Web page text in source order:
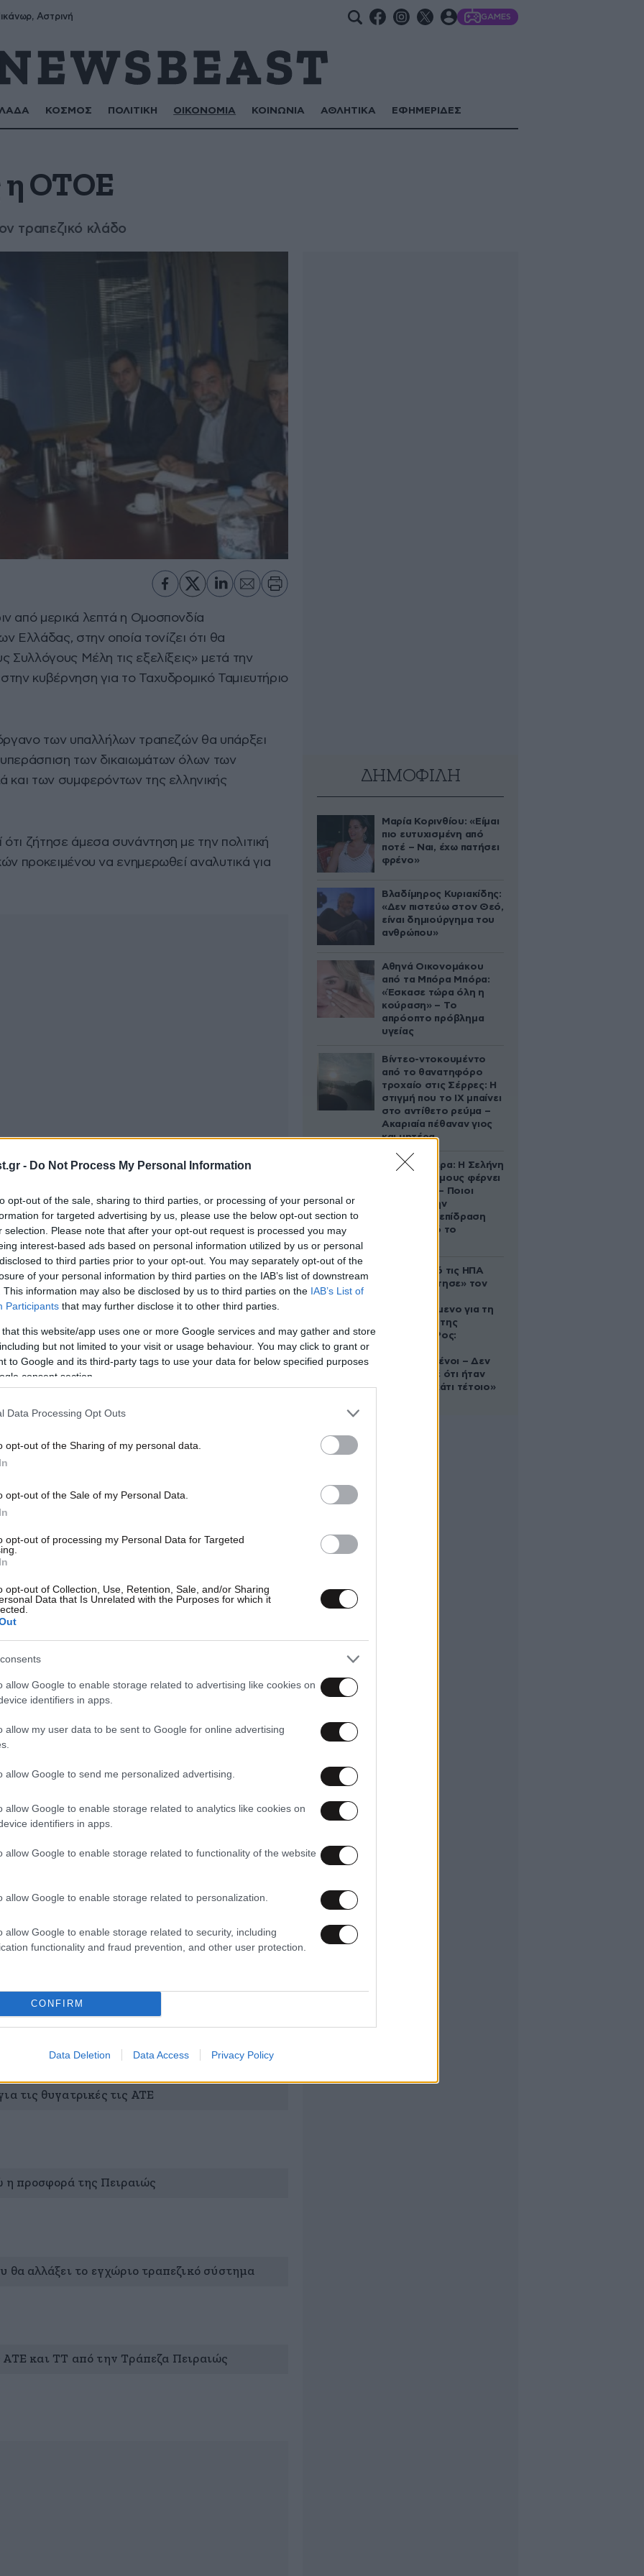
- Do Not Process My Personal Information
opt-out of the sale, sharing to third parties, or processing of your personal or
for targeted advertising by us, please use the below opt-out section to
selection. Please note that after your opt-out request is processed you may
interest-based ads based on personal information utilized by us or personal
to third parties prior to your opt-out. You may separately opt-out of the
of your personal information by third parties on the IAB’s list of downstream
This information may also be disclosed by us to third parties on the IAB’s List of
Participants that may further disclose it to other third parties.
that this website/app uses one or more Google services and may gather and store
but not limited to your visit or usage behaviour. You may click to grant or
to Google and its third-party tags to use your data for below specified purposes
consent section.
Data Processing Opt Outs
opt-out of the Sharing of my personal data.
opt-out of the Sale of my Personal Data.
opt-out of processing my Personal Data for Targeted
opt-out of Collection, Use, Retention, Sale, and/or Sharing
Data that Is Unrelated with the Purposes for which it
allow Google to enable storage related to advertising like cookies on
identifiers in apps.
allow my user data to be sent to Google for online advertising
allow Google to send me personalized advertising.
allow Google to enable storage related to analytics like cookies on
identifiers in apps.
allow Google to enable storage related to functionality of the website
allow Google to enable storage related to personalization.
allow Google to enable storage related to security, including
functionality and fraud prevention, and other user protection.
CONFIRM
Data Deletion Data Access Privacy Policy
Αστρινή GAMES
ΚΟΣΜΟΣ ΠΟΛΙΤΙΚΗ ΟΙΚΟΝΟΜΙΑ ΚΟΙΝΩΝΙΑ ΑΘΛΗΤΙΚΑ ΕΦΗΜΕΡΙΔΕΣ
η ΟΤΟΕ
τραπεζικό κλάδο
από μερικά λεπτά η Ομοσπονδία
Ελλάδας, στην οποία τονίζει ότι θα
Συλλόγους Μέλη τις εξελίξεις» μετά την
κυβέρνηση για το Ταχυδρομικό Ταμιευτήριο
των υπαλλήλων τραπεζών θα υπάρξει
των δικαιωμάτων όλων των
και των συμφερόντων της ελληνικής
ζήτησε άμεσα συνάντηση με την πολιτική
προκειμένου να ενημερωθεί αναλυτικά για
υπέρ της δημιουργίας ενός δημοσίου
λειτουργήσει ως μοχλός ανάπτυξης της
την ισορροπία του τραπεζικού
απαντήσει υπεύθυνα και με σαφήνεια αν
της για δημιουργία δημοσίου πυλώνα
της για την εξυπηρέτηση του ευαίσθητου
καραμπόλες
ο Σάλλας τις τράπεζες;
των τριών τραπεζών
κύκλοι της Αγροτικής και του Τ.Τ.
τις θυγατρικές τις ΑΤΕ
η προσφορά της Πειραιώς
θα αλλάξει το εγχώριο τραπεζικό σύστημα
ΑΤΕ και ΤΤ από την Τράπεζα Πειραιώς
ΔΗΜΟΦΙΛΗ
Μαρία Κορινθίου: «Είμαι
πιο ευτυχισμένη από
ποτέ – Ναι, έχω πατήσει
φρένο»
Βλαδίμηρος Κυριακίδης:
«Δεν πιστεύω στον Θεό,
είναι δημιούργημα του
ανθρώπου»
Αθηνά Οικονομάκου
από τα Μπόρα Μπόρα:
«Έσκασε τώρα όλη η
κούραση» – Το
απρόοπτο πρόβλημα
υγείας
Βίντεο-ντοκουμέντο
από το θανατηφόρο
τροχαίο στις Σέρρες: Η
στιγμή που το ΙΧ μπαίνει
στο αντίθετο ρεύμα –
Ακαριαία πέθαναν γιος
και μητέρα
Ζώδια σήμερα: Η Σελήνη
στους Διδύμους φέρνει
ανατροπές – Ποιοι
δέχονται την
ευεργετική επίδραση
του Δία από το
Ζευγάρι από τις ΗΠΑ
που «υιοθέτησε» τον
κατηγορούμενο για τη
δολοφονία της
Ελίζαμπεθ Ρος:
συντετριμμένοι – Δεν
έδειξε ποτέ ότι ήταν
ικανός για κάτι τέτοιο»